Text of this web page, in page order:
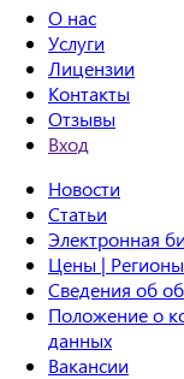
О нас
Услуги
Лицензии
Контакты
Отзывы
Вход
Новости
Статьи
Электронная
Цены | Регионы
Сведения об
Положение о
данных
Вакансии